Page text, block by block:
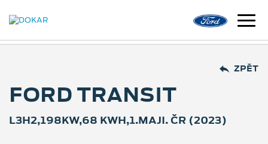
ZPĚT
FORD TRANSIT
L3H2,198KW,68 KWH,1.MAJI. ČR (2023)